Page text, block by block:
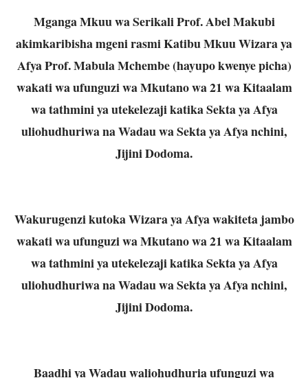
Mganga Mkuu wa Serikali Prof. Abel Makubi
akimkaribisha mgeni rasmi Katibu Mkuu Wizara ya
Afya Prof. Mabula Mchembe (hayupo kwenye picha)
wakati wa ufunguzi wa Mkutano wa 21 wa Kitaalam
wa tathmini ya utekelezaji katika Sekta ya Afya
uliohudhuriwa na Wadau wa Sekta ya Afya nchini,
Jijini Dodoma.
Wakurugenzi kutoka Wizara ya Afya wakiteta jambo
wakati wa ufunguzi wa Mkutano wa 21 wa Kitaalam
wa tathmini ya utekelezaji katika Sekta ya Afya
uliohudhuriwa na Wadau wa Sekta ya Afya nchini,
Jijini Dodoma.
Baadhi ya Wadau waliohudhuria ufunguzi wa